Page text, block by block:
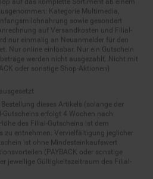
Kategorie Multimedia,
sowie gesondert
auf Versandkosten und Filial-
nur einmalig an Neuanmelder für den
Nur online einlösbar. Nur ein Gutschein
werden nicht ausgezahlt. Nicht mit
oder sonstige Shop-Aktionen)
Gutscheins erfolgt 4 Wochen nach
des Filial-Gutscheins ist dem
entnehmen. Vervielfältigung jeglicher
ist ohne Mindesteinkaufswert
(PAYBACK oder sonstige
jeweilige Gültigkeitszeitraum des Filial-